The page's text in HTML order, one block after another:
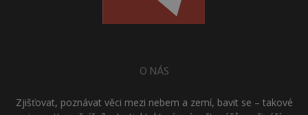
O NÁS
Zjišťovat, poznávat věci mezi nebem a zemí, bavit se – takové